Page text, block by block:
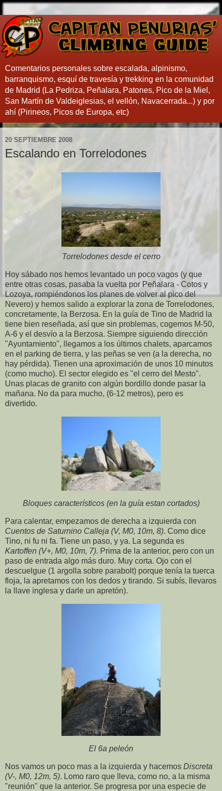
Comentarios personales sobre escalada, alpinismo,
barranquismo, esquí de travesía y trekking en la comunidad
de Madrid (La Pedriza, Peñalara, Patones, Pico de la Miel,
San Martín de Valdeiglesias, el vellón, Navacerrada...) y por
ahí (Pirineos, Picos de Europa, etc)
20 SEPTIEMBRE 2008
Escalando en Torrelodones
Torrelodones desde el cerro
Hoy sábado nos hemos levantado un poco vagos (y que
entre otras cosas, pasaba la vuelta por Peñalara - Cotos y
Lozoya, rompiéndonos los planes de volver al pico del
Nevero) y hemos salido a explorar la zona de Torrelodones,
concretamente, la Berzosa. En la guía de Tino de Madrid la
tiene bien reseñada, así que sin problemas, cogemos M-50,
A-6 y el desvío a la Berzosa. Siempre siguiendo dirección
"Ayuntamiento", llegamos a los últimos chalets, aparcamos
en el parking de tierra, y las peñas se ven (a la derecha, no
hay pérdida). Tienen una aproximación de unos 10 minutos
(como mucho). El sector elegido es "el cerro del Mesto".
Unas placas de granito con algún bordillo donde pasar la
mañana. No da para mucho, (6-12 metros), pero es
divertido.
Bloques característicos (en la guía estan cortados)
Para calentar, empezamos de derecha a izquierda con
Cuentos de Saturnino Calleja (V, M0, 10m, 8). Como dice
Tino, ni fu ni fa. Tiene un paso, y ya. La segunda es
Kartoffen (V+, M0, 10m, 7). Prima de la anterior, pero con un
paso de entrada algo más duro. Muy corta. Ojo con el
descuelgue (1 argolla sobre parabolt) porque tenía la tuerca
floja, la apretamos con los dedos y tirando. Si subís, llevaros
la llave inglesa y darle un apretón).
El 6a peleón
Nos vamos un poco mas a la izquierda y hacemos Discreta
(V-, M0, 12m, 5). Lomo raro que lleva, como no, a la misma
"reunión" que la anterior. Se progresa por una especie de